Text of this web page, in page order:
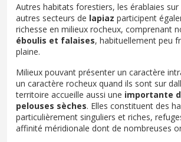
Autres habitats forestiers, les érablaies
autres secteurs de lapiaz participent
richesse en milieux rocheux, comprenant
éboulis et falaises, habituellement peu
plaine.
Milieux pouvant présenter un caractère
un caractère rocheux quand ils sont sur
territoire accueille aussi une importante
pelouses sèches. Elles constituent des
particulièrement singuliers et riches,
affinité méridionale dont de nombreuses